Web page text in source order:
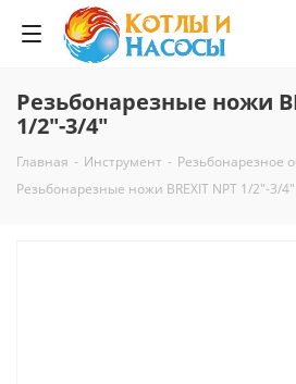
Резьбонарезные ножи
1/2"-3/4"
Главная - Инструмент - Резьбонарезное
Резьбонарезные ножи BREXIT NPT 1/2"-3/4"